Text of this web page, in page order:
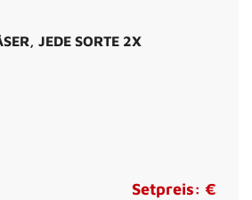
JEDE SORTE 2X
Setpreis: €